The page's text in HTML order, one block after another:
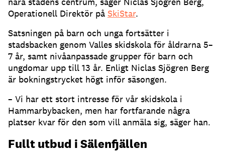
Operationell Direktör på SkiStar.
Satsningen på barn och unga fortsätter i
stadsbacken genom Valles skidskola för åldrarna 5–
7 år, samt nivåanpassade grupper för barn och
ungdomar upp till 13 år. Enligt Niclas Sjögren Berg
är bokningstrycket högt inför säsongen.
– Vi har ett stort intresse för vår skidskola i
Hammarbybacken, men har fortfarande några
platser kvar för den som vill anmäla sig, säger han.
Fullt utbud i Sälenfjällen